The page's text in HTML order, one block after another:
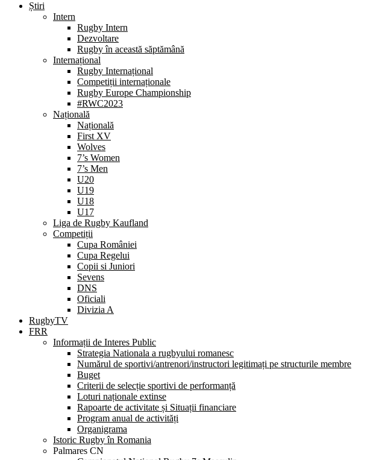
Știri
Intern
Rugby Intern
Dezvoltare
Rugby în această săptămână
Internațional
Rugby Internațional
Competiții internaționale
Rugby Europe Championship
#RWC2023
Națională
Națională
First XV
Wolves
7’s Women
7’s Men
U20
U19
U18
U17
Liga de Rugby Kaufland
Competiții
Cupa României
Cupa Regelui
Copii si Juniori
Sevens
DNS
Oficiali
Divizia A
RugbyTV
FRR
Informații de Interes Public
Strategia Nationala a rugbyului romanesc
Numărul de sportivi/antrenori/instructori legitimați pe structurile membre
Buget
Criterii de selecție sportivi de performanță
Loturi naționale extinse
Rapoarte de activitate și Situații financiare
Program anual de activități
Organigrama
Istoric Rugby în Romania
Palmares CN